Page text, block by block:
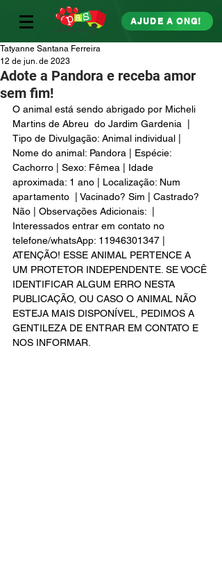
AJUDE A ONG!
Adote a Pandora e receba amor
sem fim!
Tatyanne Santana Ferreira
12 de jun. de 2023
O animal está sendo abrigado por Micheli
Martins de Abreu  do Jardim Gardenia  |
Tipo de Divulgação: Animal individual |
Nome do animal: Pandora | Espécie:
Cachorro | Sexo: Fêmea | Idade
aproximada: 1 ano | Localização: Num
apartamento  | Vacinado? Sim | Castrado?
Não | Observações Adicionais:  |
Interessados entrar em contato no
telefone/whatsApp: 11946301347 |
ATENÇÃO! ESSE ANIMAL PERTENCE A
UM PROTETOR INDEPENDENTE. SE VOCÊ
IDENTIFICAR ALGUM ERRO NESTA
PUBLICAÇÃO, OU CASO O ANIMAL NÃO
ESTEJA MAIS DISPONÍVEL, PEDIMOS A
GENTILEZA DE ENTRAR EM CONTATO E
NOS INFORMAR.